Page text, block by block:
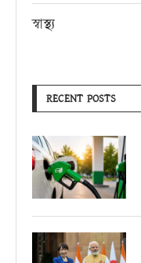
স্বাস্থ্য
RECENT POSTS